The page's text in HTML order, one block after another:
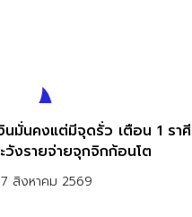
นมั่นคงแต่มีจุดรั่ว เตือน 1 ราศี
วังรายจ่ายจุกจิกก้อนโต
สิงหาคม 2569